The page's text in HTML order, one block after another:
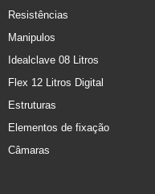
Resistências
Manipulos
Idealclave 08 Litros
Flex 12 Litros Digital
Estruturas
Elementos de fixação
Câmaras